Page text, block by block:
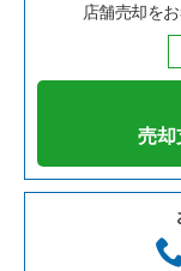
鉄板焼き・お好
カフェの居抜き売
テイクアウトの居
お弁当・惣菜・デ
兵庫県の飲食店
愛知県の飲食店
岐阜県の飲食店の
三重県の飲食店
松戸市の飲食店
袖ヶ浦市の飲食
君津市の飲食店の
習志野市の飲食店
千葉県のそば・
千葉県の焼肉の
千葉県の鉄板焼き
千葉県のアジア料
柏市の鉄板焼き
柏市のお弁当・
柏市のカラオケ・
柏市のバーの居
店舗売却を
売却